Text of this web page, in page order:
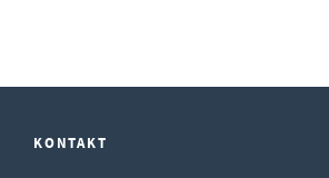
KONTAKT